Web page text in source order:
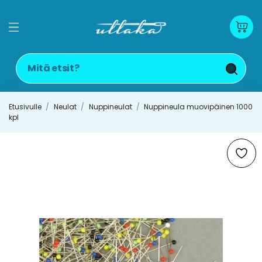
Etusivulle Neulat Nuppineulat
Nuppineula muovipäinen 1000
kpl